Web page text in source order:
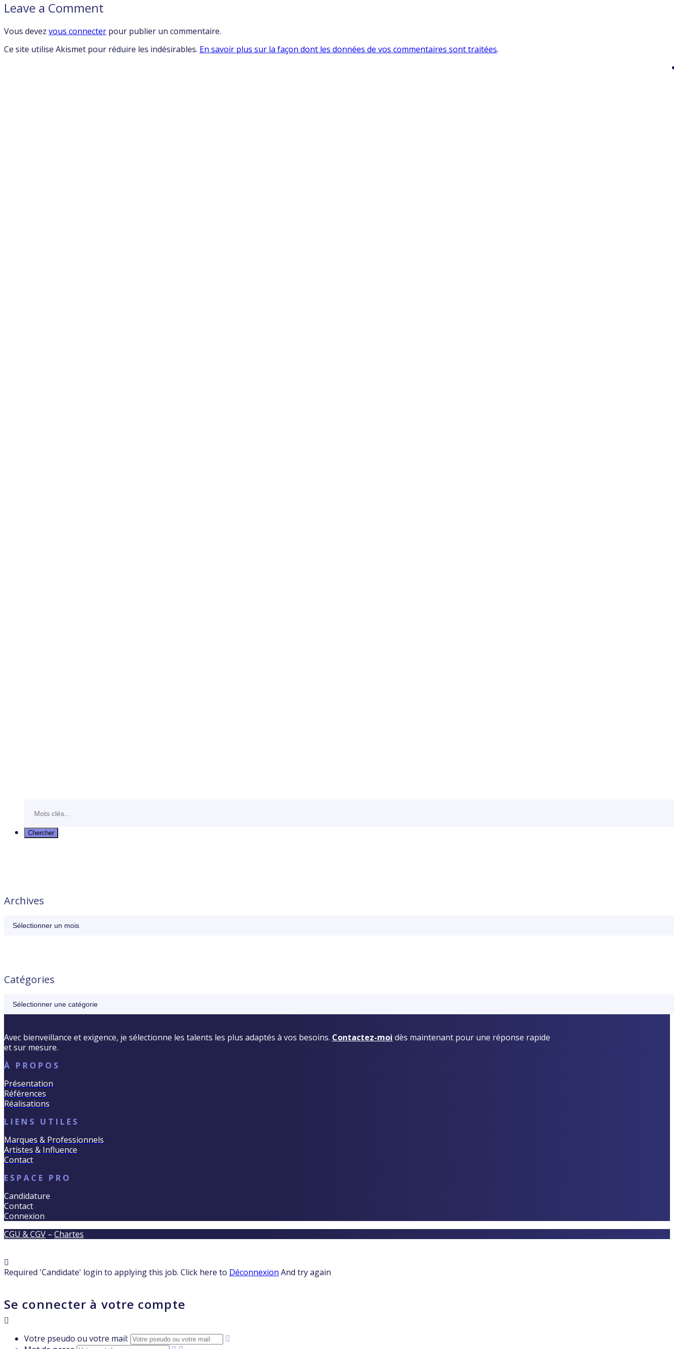
Leave a Comment
Vous devez vous connecter pour publier un commentaire.
Ce site utilise Akismet pour réduire les indésirables. En savoir plus sur la façon dont les données de vos commentaires sont traitées.
Archives
Catégories
Avec bienveillance et exigence, je sélectionne les talents les plus adaptés à vos besoins. Contactez-moi dès maintenant pour une réponse rapide
et sur mesure.
À PROPOS
Présentation
Références
Réalisations
LIENS UTILES
Marques & Professionnels
Artistes & Influence
Contact
ESPACE PRO
Candidature
Contact
Connexion
CGU & CGV – Chartes
Required 'Candidate' login to applying this job. Click here to Déconnexion And try again
Se connecter à votre compte
Votre pseudo ou votre mail: